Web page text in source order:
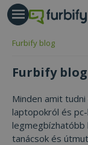
Furbify blog
Furbify blog
Minden amit
laptopokról és
tanácsok és
gomb